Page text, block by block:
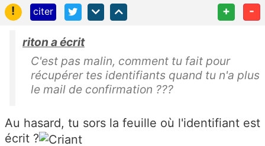
!
citer + -
riton a écrit
C'est pas malin, comment tu fait pour
récupérer tes identifiants quand tu n'a plus
le mail de confirmation ???
Au hasard, tu sors la feuille où l'identifiant est
écrit ?